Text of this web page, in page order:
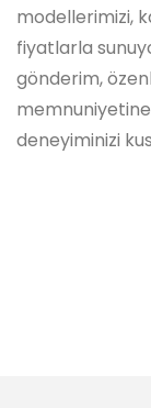
modellerimizi,
fiyatlarla
gönderim,
deneyiminizi